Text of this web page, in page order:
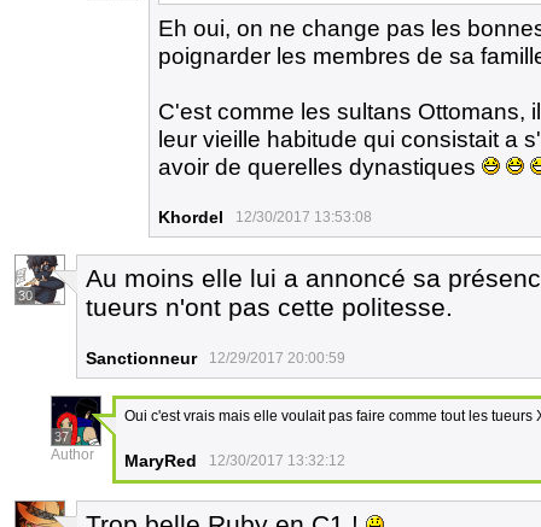
Eh oui, on ne change pas les
poignarder les membres de sa
C'est comme les sultans Ottomans,
leur vieille habitude qui consistait a
avoir de querelles dynastiques
Khordel 12/30/2017 13:53:08
30
Au moins elle lui a annoncé sa
tueurs n'ont pas cette politesse.
Sanctionneur 12/29/2017 20:00:59
37
Author
Oui c'est vrais mais elle voulait pas faire comme tout les tueurs
MaryRed 12/30/2017 13:32:12